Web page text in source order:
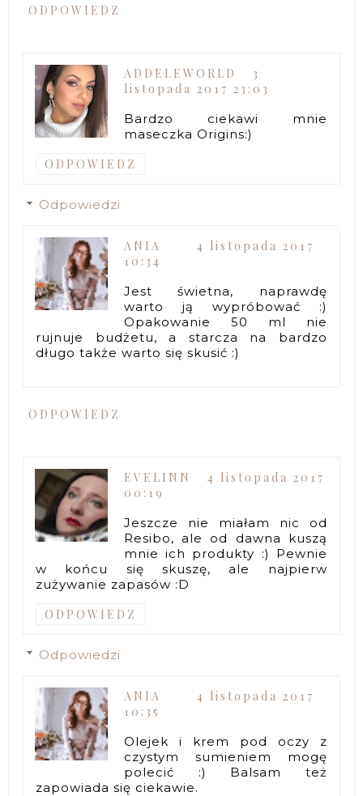
ODPOWIEDZ
ADDELEWORLD
3
listopada 2017 23:03
Bardzo ciekawi mnie
maseczka Origins:)
ODPOWIEDZ
Odpowiedzi
ANIA
4 listopada 2017
10:34
Jest świetna, naprawdę
warto ją wypróbować :)
Opakowanie 50 ml nie
rujnuje budżetu, a starcza na bardzo
długo także warto się skusić :)
ODPOWIEDZ
EVELINN
4 listopada 2017
00:19
Jeszcze nie miałam nic od
Resibo, ale od dawna kuszą
mnie ich produkty :) Pewnie
w końcu się skuszę, ale najpierw
zużywanie zapasów :D
ODPOWIEDZ
Odpowiedzi
ANIA
4 listopada 2017
10:35
Olejek i krem pod oczy z
czystym sumieniem mogę
polecić :) Balsam też
zapowiada się ciekawie.